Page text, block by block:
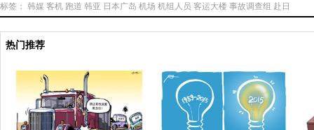
标签： 韩媒 客机 跑道 韩亚 日本广岛 机场 机组人员 客运大楼 事故调查组 赴日
热门推荐